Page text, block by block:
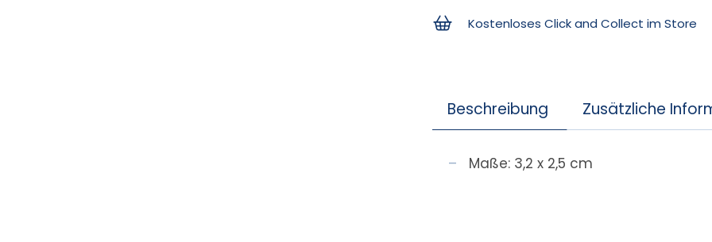
Kostenloses Click and Collect im Store
Beschreibung Zusätzliche
Maße: 3,2 x 2,5 cm